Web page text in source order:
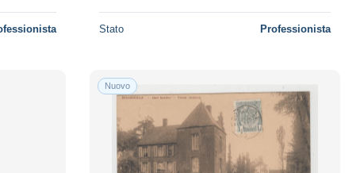
Stato Professionista
Nuovo